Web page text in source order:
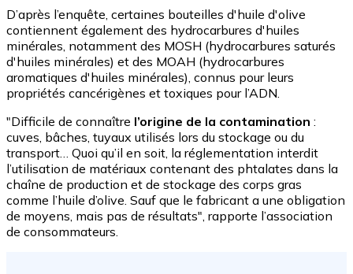
D’après l’enquête, certaines bouteilles d'huile d'olive
contiennent également des hydrocarbures d'huiles
minérales, notamment des MOSH (hydrocarbures saturés
d'huiles minérales) et des MOAH (hydrocarbures
aromatiques d'huiles minérales), connus pour leurs
propriétés cancérigènes et toxiques pour l’ADN.
"Difficile de connaître l’origine de la contamination :
cuves, bâches, tuyaux utilisés lors du stockage ou du
transport… Quoi qu’il en soit, la réglementation interdit
l’utilisation de matériaux contenant des phtalates dans la
chaîne de production et de stockage des corps gras
comme l’huile d’olive. Sauf que le fabricant a une obligation
de moyens, mais pas de résultats", rapporte l’association
de consommateurs.